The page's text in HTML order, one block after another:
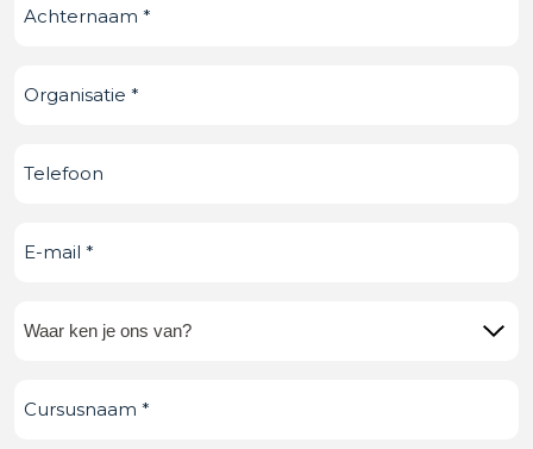
Achternaam (Vereist)
Organisatie(Vereist)
Telefoonnummer
E-
Waar
je
Cursusnaam (Vereist)